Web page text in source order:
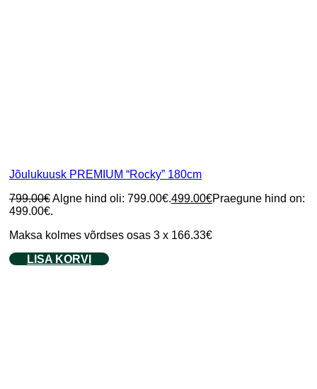
Jõulukuusk PREMIUM “Rocky” 180cm
799.00€Algne hind oli: 799.00€.499.00€Praegune hind on:
499.00€.
Maksa kolmes võrdses osas 3 x 166.33€
LISA KORVI